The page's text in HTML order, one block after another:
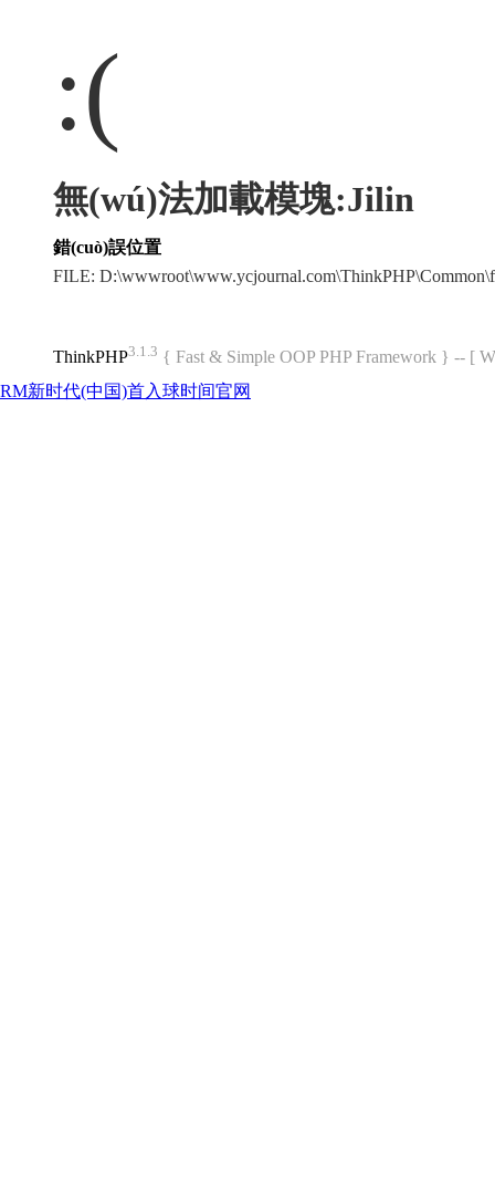
:(
無(wú)法加載模塊:Jilin
錯(cuò)誤位置
FILE:
ThinkPHP3.1.3 { Fast & Simple OOP PHP Framework } -- [
RM新时代(中国)首入球时间官网